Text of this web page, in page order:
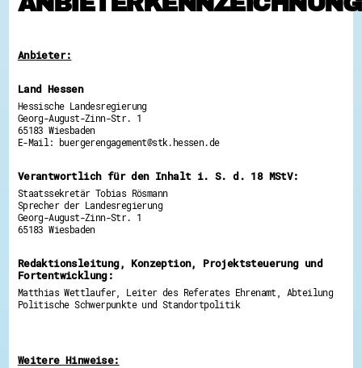
Hessen hilft Ukraine
Ausgezeichnete Projekte
Menschen des Respekts
SHARE IT: Teile deine Infos!
Gestalte dein Ehrenamt
Engagement-Lotsen
Crowdfunding - Viele schaffen mehr
Förderprogramme
Hessen engagiert - Digitale Themenabende
Zeugnisbeiblatt
Service-Learning
Anbieter:
Land Hessen
Hessische Landesregierung
Georg-August-Zinn-Str. 1
65183 Wiesbaden
E-Mail: buergerengagement@stk.hessen.de
Verantwortlich für den Inhalt i. S. d. 18 MStV:
Staatssekretär Tobias Rösmann
Sprecher der Landesregierung
Georg-August-Zinn-Str. 1
65183 Wiesbaden
Redaktionsleitung, Konzeption, Projektsteuerung und
Fortentwicklung:
Matthias Wettlaufer, Leiter des Referates Ehrenamt, Abteilung
Politische Schwerpunkte und Standortpolitik
Weitere Hinweise: